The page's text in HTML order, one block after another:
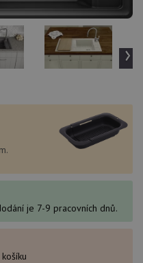
›
je 7-9 pracovních dnů.